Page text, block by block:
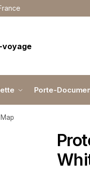
Porte-